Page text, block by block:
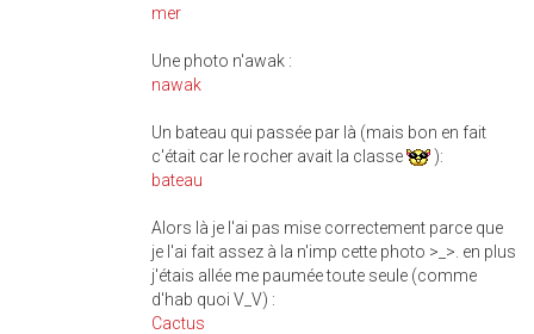
mer
Une photo n'awak :
nawak
Un bateau qui passée par là (mais bon en fait
c'était car le rocher avait la classe
):
bateau
Alors là je l'ai pas mise correctement parce que
je l'ai fait assez à la n'imp cette photo >_>. en plus
j'étais allée me paumée toute seule (comme
d'hab quoi V_V) :
Cactus